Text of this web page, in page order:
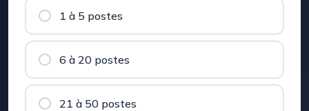
1 à 5 postes
6 à 20 postes
21 à 50 postes